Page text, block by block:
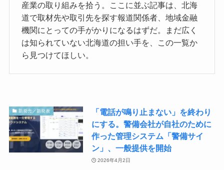
産業の取り組みを拾う。ここに並ぶ記事は、北海
道で取材先や取引先を探す報道関係者、地域金融
機関にとっての手がかりになるはずだ。まだ広く
は知られていない北海道の担い手を、この一覧か
ら見つけてほしい。
新発売／新発表
「電話が鳴り止まない」を終わり
にする。警備会社が自社のために
作った管理システム「警備サイ
ン」、一般提供を開始
2026年4月2日